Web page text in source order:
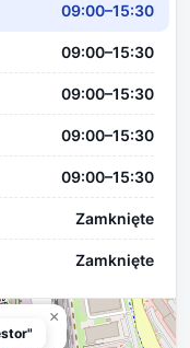
09:00–15:30
09:00–15:30
09:00–15:30
09:00–15:30
09:00–15:30
Zamknięte
Zamknięte
×